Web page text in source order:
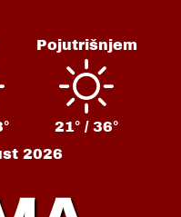
Pojutrišnjem
21° / 36°
2026